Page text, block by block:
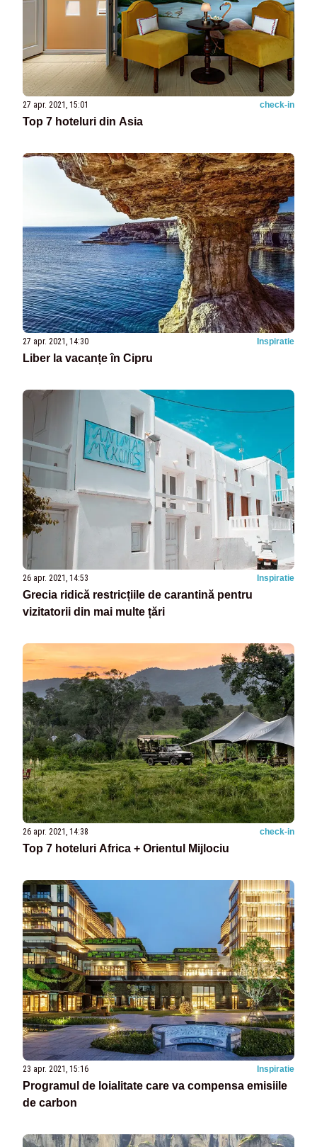
27 apr. 2021, 15:01 check-in
Top 7 hoteluri din Asia
27 apr. 2021, 14:30 Inspiratie
Liber la vacanțe în Cipru
26 apr. 2021, 14:53 Inspiratie
Grecia ridică restricțiile de carantină pentru
vizitatorii din mai multe țări
26 apr. 2021, 14:38 check-in
Top 7 hoteluri Africa + Orientul Mijlociu
23 apr. 2021, 15:16 Inspiratie
Programul de loialitate care va compensa emisiile
de carbon